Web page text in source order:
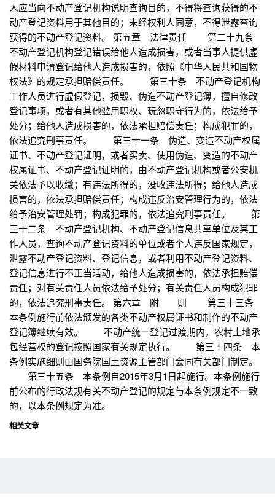
人应当向不动产登记机构说明查询目的，不得将查询获得的不
动产登记资料用于其他目的；未经权利人同意，不得泄露查询
获得的不动产登记资料。 第五章 法律责任 第二十九条
不动产登记机构登记错误给他人造成损害，或者当事人提供虚
假材料申请登记给他人造成损害的，依照《中华人民共和国物
权法》的规定承担赔偿责任。 第三十条 不动产登记机构
工作人员进行虚假登记，损毁、伪造不动产登记簿，擅自修改
登记事项，或者有其他滥用职权、玩忽职守行为的，依法给予
处分；给他人造成损害的，依法承担赔偿责任；构成犯罪的，
依法追究刑事责任。 第三十一条 伪造、变造不动产权属
证书、不动产登记证明，或者买卖、使用伪造、变造的不动产
权属证书、不动产登记证明的，由不动产登记机构或者公安机
关依法予以收缴；有违法所得的，没收违法所得；给他人造成
损害的，依法承担赔偿责任；构成违反治安管理行为的，依法
给予治安管理处罚；构成犯罪的，依法追究刑事责任。 第
三十二条 不动产登记机构、不动产登记信息共享单位及其工
作人员，查询不动产登记资料的单位或者个人违反国家规定，
泄露不动产登记资料、登记信息，或者利用不动产登记资料、
登记信息进行不正当活动，给他人造成损害的，依法承担赔偿
责任；对有关责任人员依法给予处分；有关责任人员构成犯罪
的，依法追究刑事责任。 第六章 附 则 第三十三条
本条例施行前依法颁发的各类不动产权属证书和制作的不动产
登记簿继续有效。 不动产统一登记过渡期内，农村土地承
包经营权的登记按照国家有关规定执行。 第三十四条 本
条例实施细则由国务院国土资源主管部门会同有关部门制定。
第三十五条 本条例自2015年3月1日起施行。本条例施行
前公布的行政法规有关不动产登记的规定与本条例规定不一致
的，以本条例规定为准。
相关文章